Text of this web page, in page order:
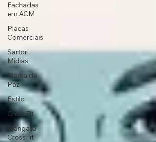
Fachadas
em ACM
Placas
Comerciais
Sartori
Mídias
Marka da
Paz
Estilo
CrossFit
Mangata
CrossFit